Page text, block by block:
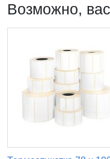
Возможно,